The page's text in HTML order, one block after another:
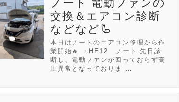
ノート 電動ファンの
交換＆エアコン診断
などなど🦾
本日はノートのエアコン修理から作
業開始🔥 ・HE12 ノート 先日診
断し、電動ファンが回っておらず高
圧異常となっておりま …